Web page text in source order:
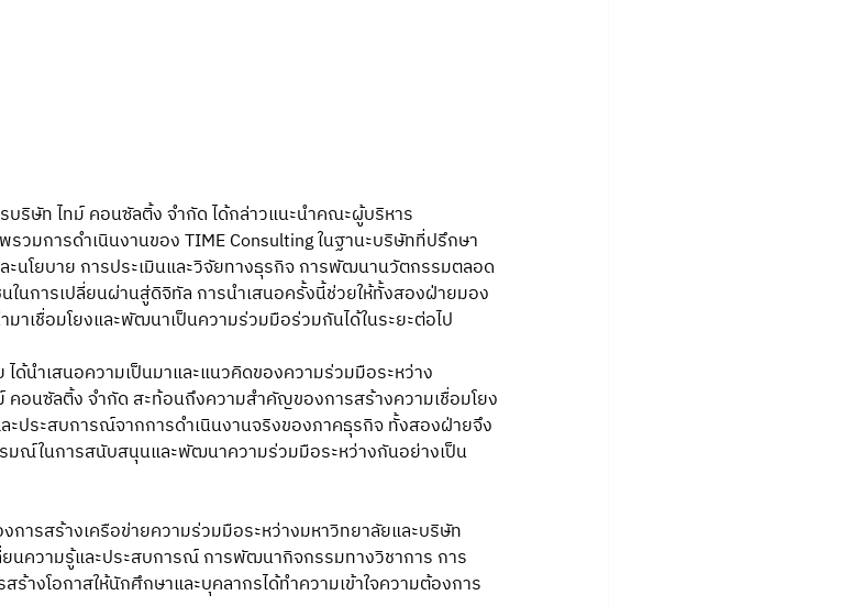
ษัท ไทม์ คอนซัลติ้ง จำกัด ได้กล่าวแนะนำคณะผู้บริหาร
มการดำเนินงานของ TIME Consulting ในฐานะบริษัทที่ปรึกษา
นโยบาย การประเมินและวิจัยทางธุรกิจ การพัฒนานวัตกรรมตลอด
นการเปลี่ยนผ่านสู่ดิจิทัล การนำเสนอครั้งนี้ช่วยให้ทั้งสองฝ่ายมอง
าเชื่อมโยงและพัฒนาเป็นความร่วมมือร่วมกันได้ในระยะต่อไป
นำเสนอความเป็นมาและแนวคิดของความร่วมมือระหว่าง
คอนซัลติ้ง จำกัด สะท้อนถึงความสำคัญของการสร้างความเชื่อมโยง
ะประสบการณ์จากการดำเนินงานจริงของภาคธุรกิจ ทั้งสองฝ่ายจึง
มณ์ในการสนับสนุนและพัฒนาความร่วมมือระหว่างกันอย่างเป็น
ารสร้างเครือข่ายความร่วมมือระหว่างมหาวิทยาลัยและบริษัท
นความรู้และประสบการณ์ การพัฒนากิจกรรมทางวิชาการ การ
างโอกาสให้นักศึกษาและบุคลากรได้ทำความเข้าใจความต้องการ